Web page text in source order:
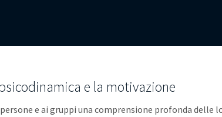
e la motivazione
e ai gruppi una comprensione profonda delle